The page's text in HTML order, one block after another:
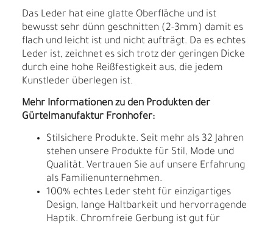
Das Leder hat eine glatte Oberfläche und ist
bewusst sehr dünn geschnitten (2-3mm) damit es
flach und leicht ist und nicht aufträgt. Da es echtes
Leder ist, zeichnet es sich trotz der geringen Dicke
durch eine hohe Reißfestigkeit aus, die jedem
Kunstleder überlegen ist.
Mehr Informationen zu den Produkten der
Gürtelmanufaktur Fronhofer:
Stilsichere Produkte. Seit mehr als 32 Jahren
stehen unsere Produkte für Stil, Mode und
Qualität. Vertrauen Sie auf unsere Erfahrung
als Familienunternehmen.
100% echtes Leder steht für einzigartiges
Design, lange Haltbarkeit und hervorragende
Haptik. Chromfreie Gerbung ist gut für